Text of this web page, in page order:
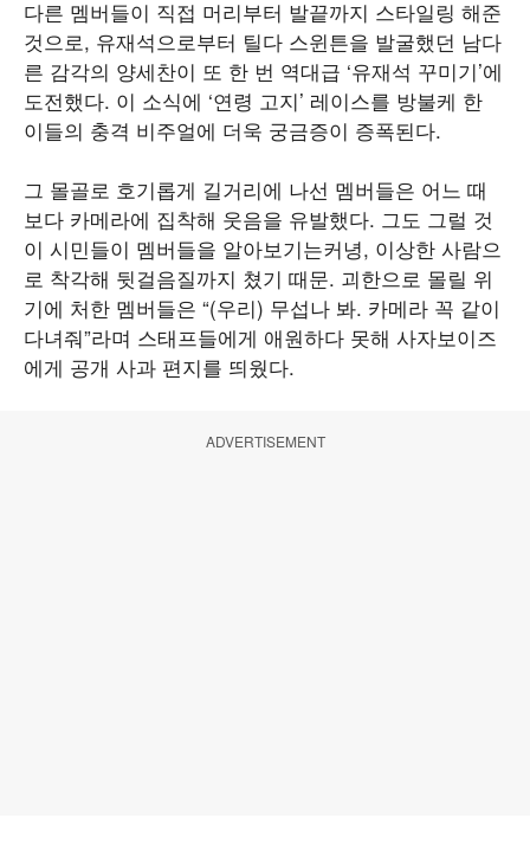
다른 멤버들이 직접 머리부터 발끝까지 스타일링 해준
것으로, 유재석으로부터 틸다 스윈튼을 발굴했던 남다
른 감각의 양세찬이 또 한 번 역대급 ‘유재석 꾸미기’에
도전했다. 이 소식에 ‘연령 고지’ 레이스를 방불케 한
이들의 충격 비주얼에 더욱 궁금증이 증폭된다.
그 몰골로 호기롭게 길거리에 나선 멤버들은 어느 때
보다 카메라에 집착해 웃음을 유발했다. 그도 그럴 것
이 시민들이 멤버들을 알아보기는커녕, 이상한 사람으
로 착각해 뒷걸음질까지 쳤기 때문. 괴한으로 몰릴 위
기에 처한 멤버들은 “(우리) 무섭나 봐. 카메라 꼭 같이
다녀줘”라며 스태프들에게 애원하다 못해 사자보이즈
에게 공개 사과 편지를 띄웠다.
ADVERTISEMENT